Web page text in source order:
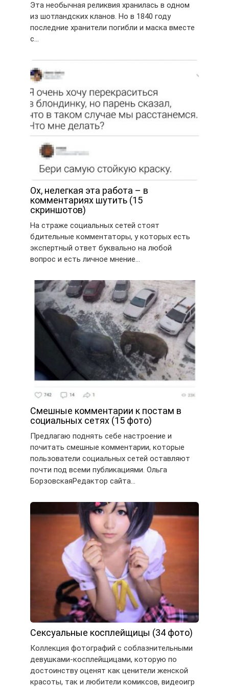
Эта необычная реликвия хранилась в одном
из шотландских кланов. Но в 1840 году
последние хранители погибли и маска вместе
с…
Ох, нелегкая эта работа – в
комментариях шутить (15
скриншотов)
На страже социальных сетей стоят
бдительные комментаторы, у которых есть
экспертный ответ буквально на любой
вопрос и есть личное мнение…
Смешные комментарии к постам в
социальных сетях (15 фото)
Предлагаю поднять себе настроение и
почитать смешные комментарии, которые
пользователи социальных сетей оставляют
почти под всеми публикациями. Ольга
БорзовскаяРедактор сайта…
Сексуальные косплейщицы (34 фото)
Коллекция фотографий с соблазнительными
девушками-косплейщицами, которую по
достоинству оценят как ценители женской
красоты, так и любители комиксов, видеоигр